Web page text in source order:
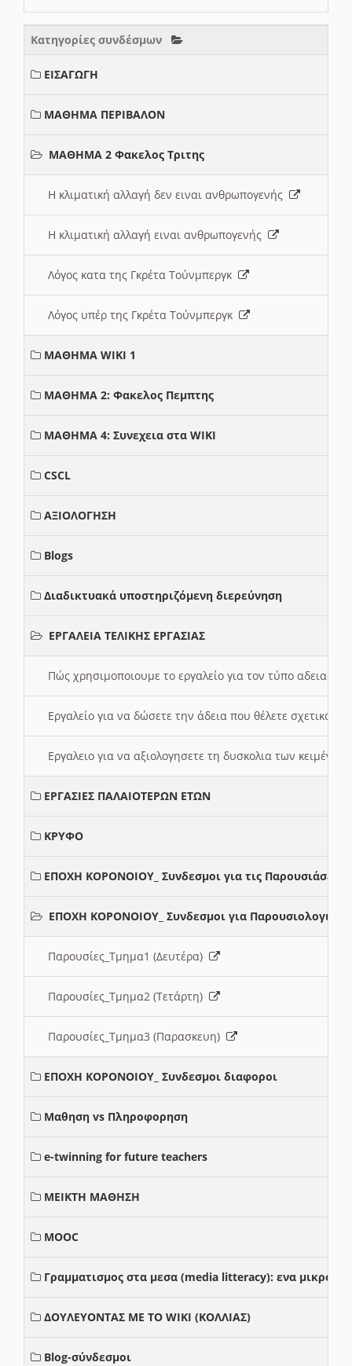
Κατηγορίες συνδέσμων
ΕΙΣΑΓΩΓΗ
ΜΑΘΗΜΑ ΠΕΡΙΒΑΛΟΝ
ΜΑΘΗΜΑ 2 Φακελος Τριτης
Η κλιματική αλλαγή δεν ειναι ανθρωπογενής
Η κλιματική αλλαγή ειναι ανθρωπογενής
Λόγος κατα της Γκρέτα Τούνμπεργκ
Λόγος υπέρ της Γκρέτα Τούνμπεργκ
ΜΑΘΗΜΑ WIKI 1
ΜΑΘΗΜΑ 2: Φακελος Πεμπτης
ΜΑΘΗΜΑ 4: Συνεχεια στα WIKI
CSCL
ΑΞΙΟΛΟΓΗΣΗ
Blogs
Διαδικτυακά υποστηριζόμενη διερεύνηση
ΕΡΓΑΛΕΙΑ ΤΕΛΙΚΗΣ ΕΡΓΑΣΙΑΣ
Πώς χρησιμοποιουμε το εργαλείο για τον τύπο αδειας
Εργαλείο για να δώσετε την άδεια που θέλετε σχετικά
Εργαλειο για να αξιολογησετε τη δυσκολια των
ΕΡΓΑΣΙΕΣ ΠΑΛΑΙΟΤΕΡΩΝ ΕΤΩΝ
ΚΡΥΦΟ
ΕΠΟΧΗ ΚΟΡΟΝΟΙΟΥ_ Συνδεσμοι για τις Παρουσιάσεις
ΕΠΟΧΗ ΚΟΡΟΝΟΙΟΥ_ Συνδεσμοι για Παρουσιολογια
Παρουσίες_Τμημα1 (Δευτέρα)
Παρουσίες_Τμημα2 (Τετάρτη)
Παρουσίες_Τμημα3 (Παρασκευη)
ΕΠΟΧΗ ΚΟΡΟΝΟΙΟΥ_ Συνδεσμοι διαφοροι
Μαθηση vs Πληροφορηση
e-twinning for future teachers
ΜΕΙΚΤΗ ΜΑΘΗΣΗ
MOOC
Γραμματισμος στα μεσα (media litteracy): ενα μικρο
ΔΟΥΛΕΥΟΝΤΑΣ ΜΕ ΤΟ WIKI (ΚΟΛΛΙΑΣ)
Blog-σύνδεσμοι